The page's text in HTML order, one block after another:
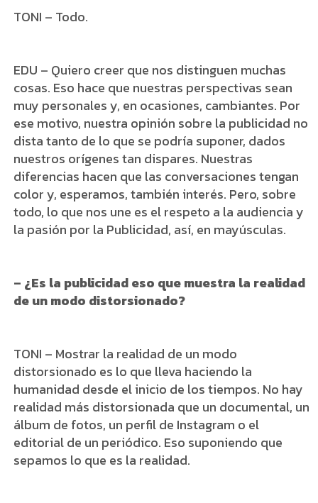
TONI – Todo.
EDU – Quiero creer que nos distinguen muchas
cosas. Eso hace que nuestras perspectivas sean
muy personales y, en ocasiones, cambiantes. Por
ese motivo, nuestra opinión sobre la publicidad no
dista tanto de lo que se podría suponer, dados
nuestros orígenes tan dispares. Nuestras
diferencias hacen que las conversaciones tengan
color y, esperamos, también interés. Pero, sobre
todo, lo que nos une es el respeto a la audiencia y
la pasión por la Publicidad, así, en mayúsculas.
– ¿Es la publicidad eso que muestra la realidad
de un modo distorsionado?
TONI – Mostrar la realidad de un modo
distorsionado es lo que lleva haciendo la
humanidad desde el inicio de los tiempos. No hay
realidad más distorsionada que un documental, un
álbum de fotos, un perfil de Instagram o el
editorial de un periódico. Eso suponiendo que
sepamos lo que es la realidad.